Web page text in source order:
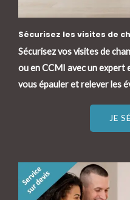
Sécurisez les visites de
Sécurisez vos visites de
ou en CCMI avec un expert
vous épauler et relever les
JE